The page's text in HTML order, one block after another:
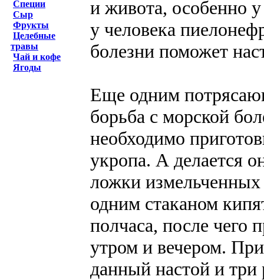
Специи
Сыр
Фрукты
Целебные
травы
Чай и кофе
Ягоды
и живота, особенно
у человека
болезни поможет
Еще одним
борьба с морской
необходимо
укропа. А делается
ложки измельченных
одним стаканом
полчаса, после чего
утром и вечером.
данный настой и три